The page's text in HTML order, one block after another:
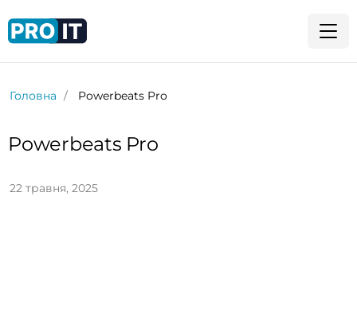
Головна Powerbeats Pro
Powerbeats Pro
22 травня, 2025